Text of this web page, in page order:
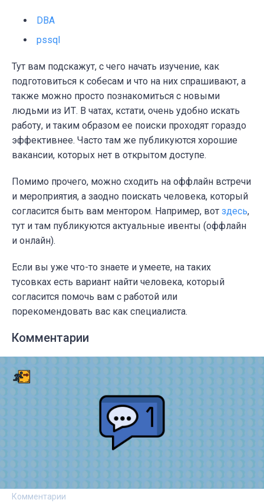
DBA
pssql
Тут вам подскажут, с чего начать изучение, как
подготовиться к собесам и что на них спрашивают, а
также можно просто познакомиться с новыми
людьми из ИТ. В чатах, кстати, очень удобно искать
работу, и таким образом ее поиски проходят гораздо
эффективнее. Часто там же публикуются хорошие
вакансии, которых нет в открытом доступе.
Помимо прочего, можно сходить на оффлайн встречи
и мероприятия, а заодно поискать человека, который
согласится быть вам ментором. Например, вот здесь,
тут и там публикуются актуальные ивенты (оффлайн
и онлайн).
Если вы уже что-то знаете и умеете, на таких
тусовках есть вариант найти человека, который
согласится помочь вам с работой или
порекомендовать вас как специалиста.
Комментарии
Комментарии